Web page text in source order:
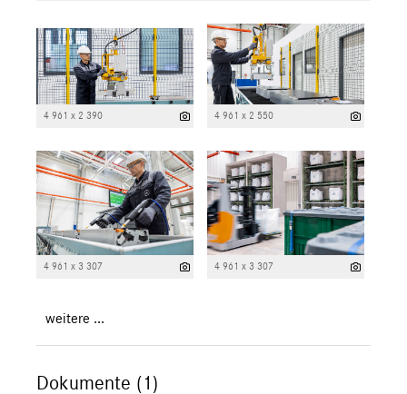
4 961 x 2 390 4 961 x 2 550
4 961 x 3 307 4 961 x 3 307
weitere ...
Dokumente (1)